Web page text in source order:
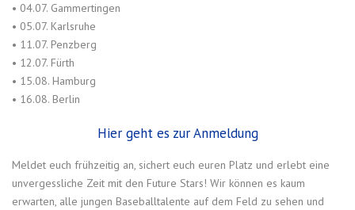
• 04.07. Gammertingen
• 05.07. Karlsruhe
• 11.07. Penzberg
• 12.07. Fürth
• 15.08. Hamburg
• 16.08. Berlin
Hier geht es zur Anmeldung
Meldet euch frühzeitig an, sichert euch euren Platz und erlebt eine
unvergessliche Zeit mit den Future Stars! Wir können es kaum
erwarten, alle jungen Baseballtalente auf dem Feld zu sehen und